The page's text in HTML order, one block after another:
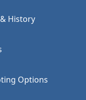
History
Options